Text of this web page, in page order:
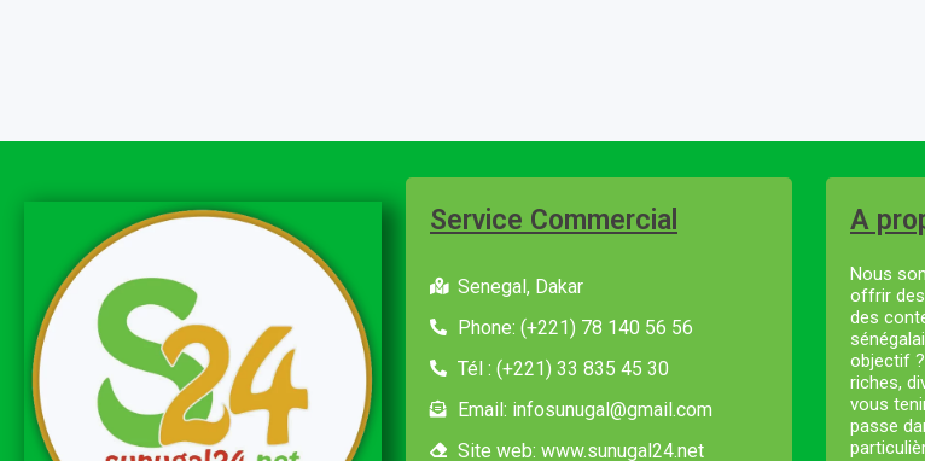
Service Commercial
Senegal, Dakar
Phone: (+221) 78 140 56 56
Tél : (+221) 33 835 45 30
Email: infosunugal@gmail.com
Site web: www.sunugal24.net
A
Nous
offrir
des
objectif
riches,
vous
passe